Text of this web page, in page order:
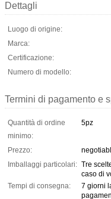
Dettagli
Luogo di origine:
Marca:
Certificazione:
Numero di modello:
Termini di pagamento e
Quantità di ordine
minimo:
5pz
Prezzo:
Imballaggi particolari: Tre
caso di
Tempi di consegna:
7 giorni